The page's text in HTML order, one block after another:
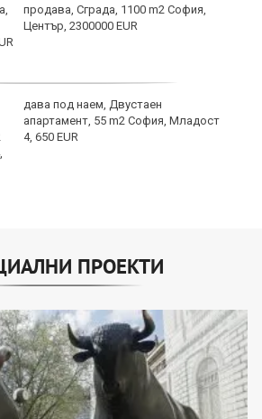
продава, Сграда, 1100 m2 София,
Център, 2300000 EUR
дава под наем, Двустаен
апартамент, 55 m2 София, Младост
4, 650 EUR
ПРОЕКТИ